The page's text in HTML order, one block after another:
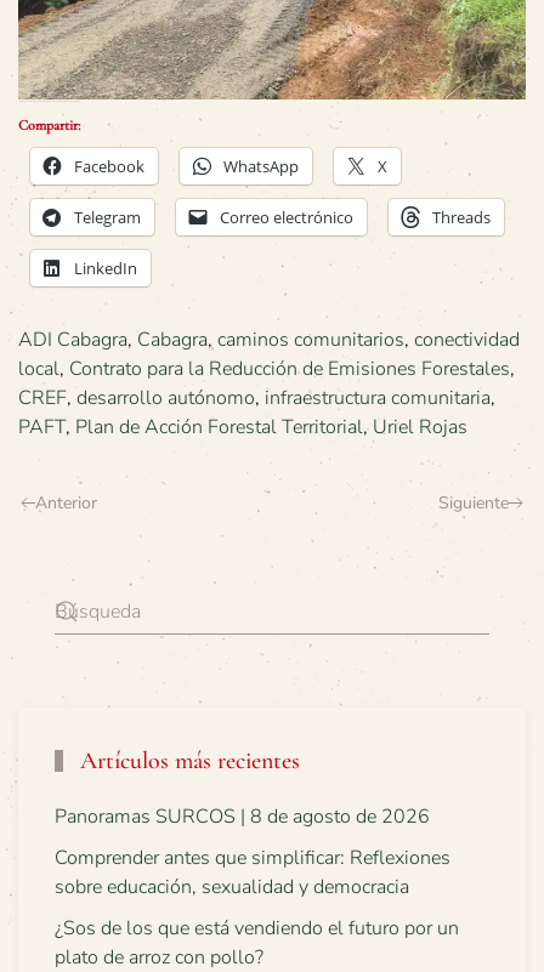
Compartir:
Facebook WhatsApp X
Telegram Correo electrónico Threads
LinkedIn
ADI Cabagra, Cabagra, caminos comunitarios, conectividad
local, Contrato para la Reducción de Emisiones Forestales,
CREF, desarrollo autónomo, infraestructura comunitaria,
PAFT, Plan de Acción Forestal Territorial,Uriel Rojas
Anterior Siguiente
Artículos más recientes
Panoramas SURCOS | 8 de agosto de 2026
Comprender antes que simplificar: Reflexiones
sobre educación, sexualidad y democracia
¿Sos de los que está vendiendo el futuro por un
plato de arroz con pollo?